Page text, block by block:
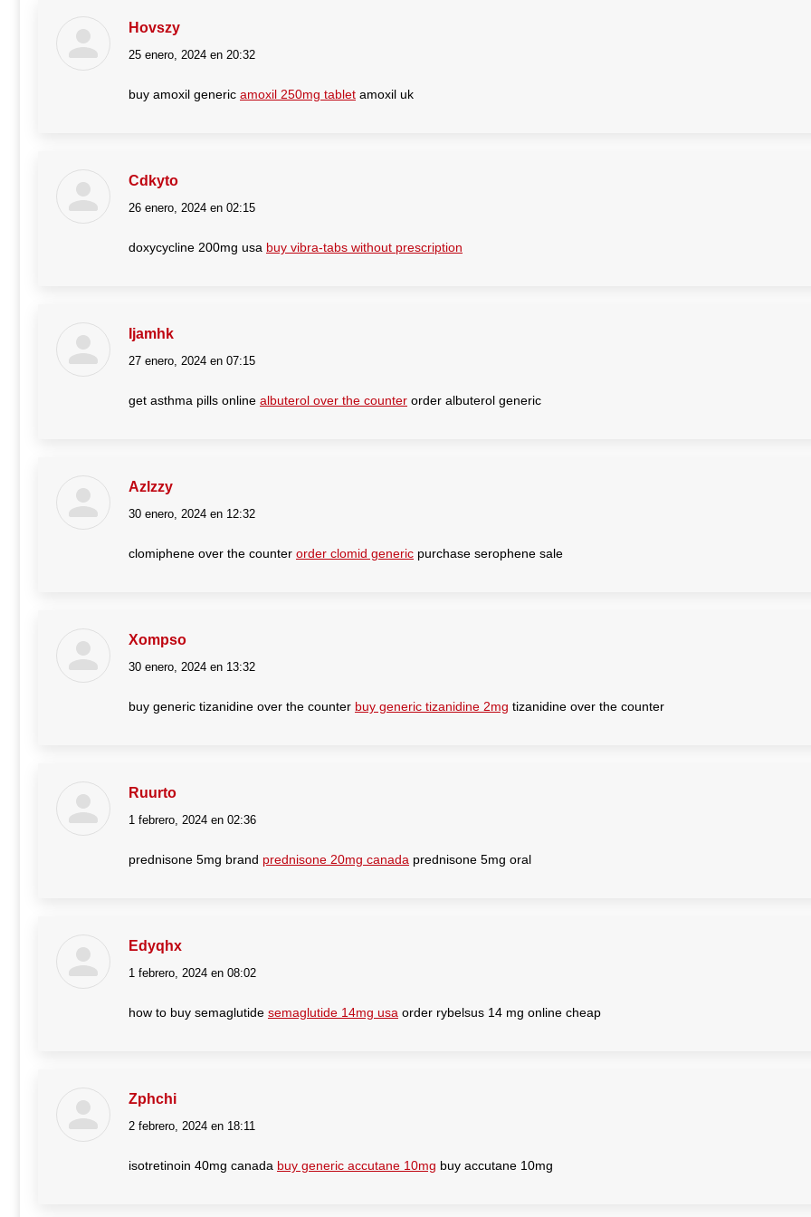
Hovszy
dice:
25 enero, 2024 en 20:32
buy amoxil generic amoxil 250mg tablet amoxil uk
Cdkyto
dice:
26 enero, 2024 en 02:15
doxycycline 200mg usa buy vibra-tabs without prescription
Ijamhk
dice:
27 enero, 2024 en 07:15
get asthma pills online albuterol over the counter order albuterol generic
Azlzzy
dice:
30 enero, 2024 en 12:32
clomiphene over the counter order clomid generic purchase serophene sale
Xompso
dice:
30 enero, 2024 en 13:32
buy generic tizanidine over the counter buy generic tizanidine 2mg tizanidine over the counter
Ruurto
dice:
1 febrero, 2024 en 02:36
prednisone 5mg brand prednisone 20mg canada prednisone 5mg oral
Edyqhx
dice:
1 febrero, 2024 en 08:02
how to buy semaglutide semaglutide 14mg usa order rybelsus 14 mg online cheap
Zphchi
dice:
2 febrero, 2024 en 18:11
isotretinoin 40mg canada buy generic accutane 10mg buy accutane 10mg